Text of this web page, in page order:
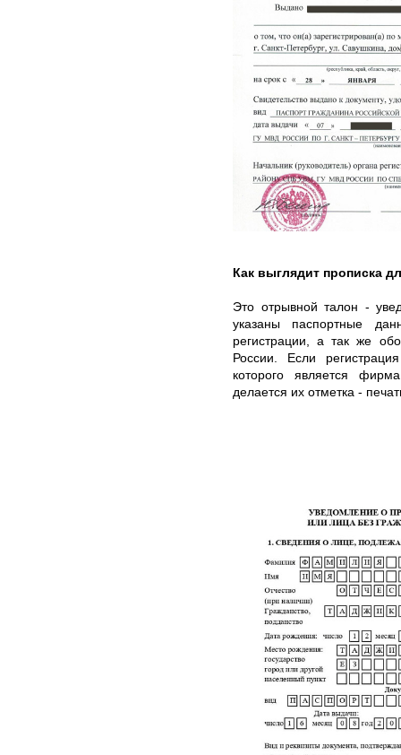
Как выглядит прописка
Это отрывной талон -
указаны паспортные
регистрации, а так же
России. Если
которого является
делается их отметка -